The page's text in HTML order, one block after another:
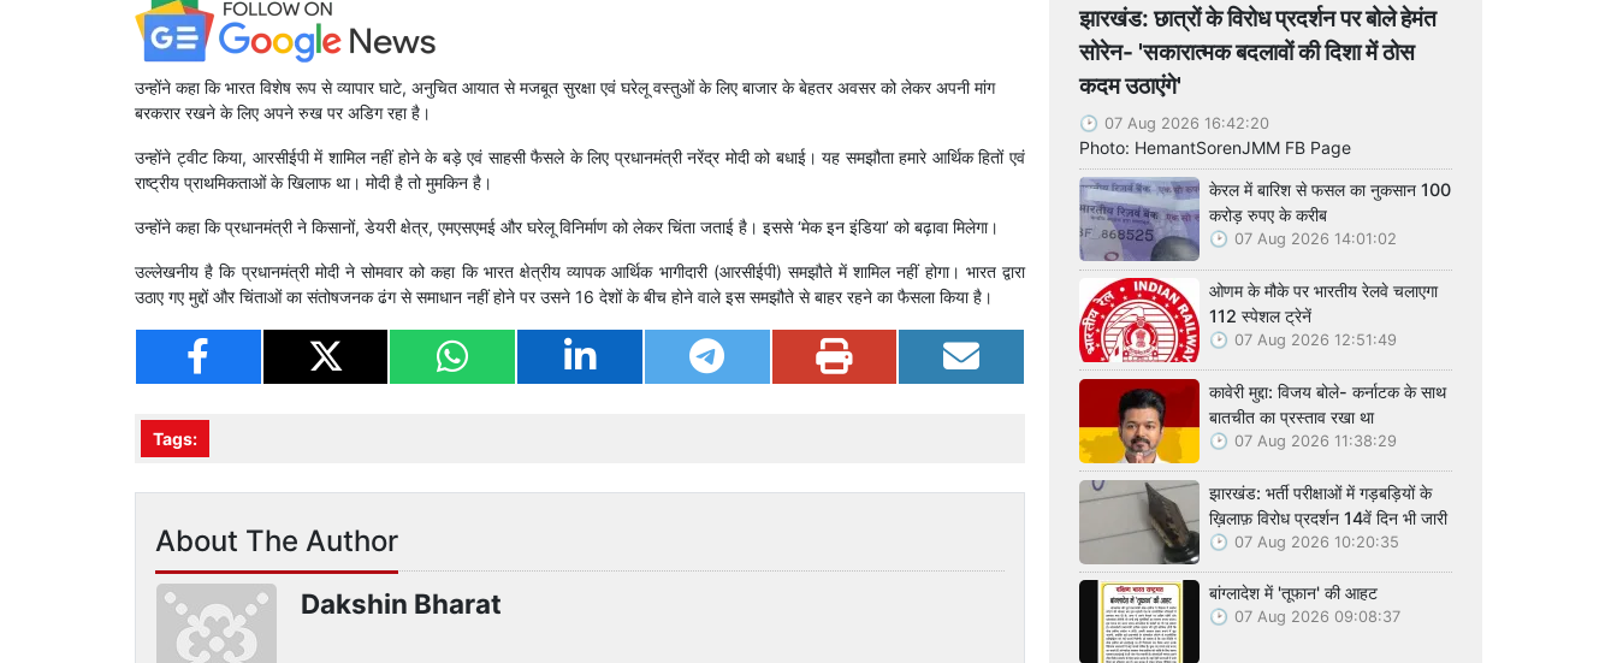
उन्होंने कहा कि भारत विशेष रूप से व्यापार घाटे, अनुचित आयात से मजबूत सुरक्षा एवं घरेलू वस्तुओं के लिए बाजार के बेहतर अवसर को लेकर अपनी मांग
बरकरार रखने के लिए अपने रुख पर अडिग रहा है।
उन्होंने ट्वीट किया, आरसीईपी में शामिल नहीं होने के बड़े एवं साहसी फैसले के लिए प्रधानमंत्री नरेंद्र मोदी को बधाई। यह समझौता हमारे आर्थिक हितों एवं
राष्ट्रीय प्राथमिकताओं के खिलाफ था। मोदी है तो मुमकिन है।
उन्होंने कहा कि प्रधानमंत्री ने किसानों, डेयरी क्षेत्र, एमएसएमई और घरेलू विनिर्माण को लेकर चिंता जताई है। इससे ‘मेक इन इंडिया’ को बढ़ावा मिलेगा।
उल्लेखनीय है कि प्रधानमंत्री मोदी ने सोमवार को कहा कि भारत क्षेत्रीय व्यापक आर्थिक भागीदारी (आरसीईपी) समझौते में शामिल नहीं होगा। भारत द्वारा
उठाए गए मुद्दों और चिंताओं का संतोषजनक ढंग से समाधान नहीं होने पर उसने 16 देशों के बीच होने वाले इस समझौते से बाहर रहने का फैसला किया है।
Tags:
About The Author
Dakshin Bharat
झारखंड: छात्रों के विरोध प्रदर्शन पर बोले हेमंत
सोरेन- 'सकारात्मक बदलावों की दिशा में ठोस
कदम उठाएंगे'
07 Aug 2026 16:42:20
Photo: HemantSorenJMM FB Page
केरल में बारिश से फसल का नुकसान 100
करोड़ रुपए के करीब
07 Aug 2026 14:01:02
ओणम के मौके पर भारतीय रेलवे चलाएगा
112 स्पेशल ट्रेनें
07 Aug 2026 12:51:49
कावेरी मुद्दा: विजय बोले- कर्नाटक के साथ
बातचीत का प्रस्ताव रखा था
07 Aug 2026 11:38:29
झारखंड: भर्ती परीक्षाओं में गड़बड़ियों के
ख़िलाफ़ विरोध प्रदर्शन 14वें दिन भी जारी
07 Aug 2026 10:20:35
बांग्लादेश में 'तूफान' की आहट
07 Aug 2026 09:08:37